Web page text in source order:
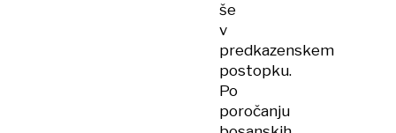
še
v
predkazenskem
postopku.
Po
poročanju